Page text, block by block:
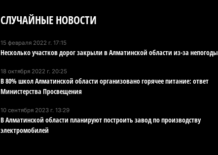
СЛУЧАЙНЫЕ НОВОСТИ
15 февраля 2022 г. 17:15
Несколько участков дорог закрыли в Алматинской области из-за непогоды
18 октября 2022 г. 20:25
В 80% школ Алматинской области организовано горячее питание: ответ
Министерства Просвещения
10 сентября 2023 г. 13:29
В Алматинской области планируют построить завод по производству
электромобилей